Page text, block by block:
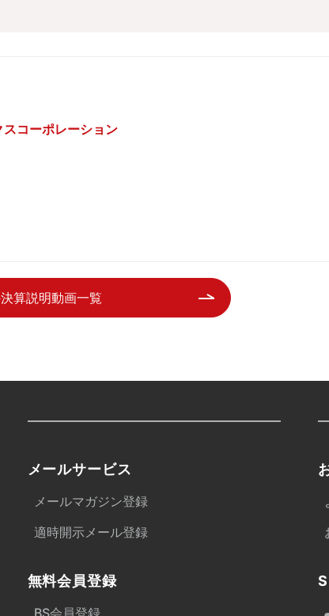
スコーポレーション
算説明動画一覧
メールサービス
メールマガジン登録
適時開示メール登録
無料会員登録
BS会員登録